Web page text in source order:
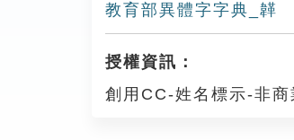
教育部異體字字典_韚
授權資訊：
創用CC-姓名標示-非